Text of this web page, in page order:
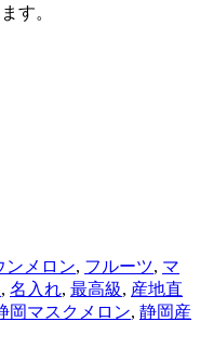
す。
ンメロン, フルーツ, マ
, 名入れ, 最高級, 産地直
岡マスクメロン, 静岡産